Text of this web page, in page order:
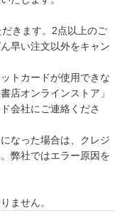
きます。2点以上のご
早い注文以外をキャン
トカードが使用できな
店オンラインストア」
会社にご連絡くださ
なった場合は、クレジ
弊社ではエラー原因を
ません。